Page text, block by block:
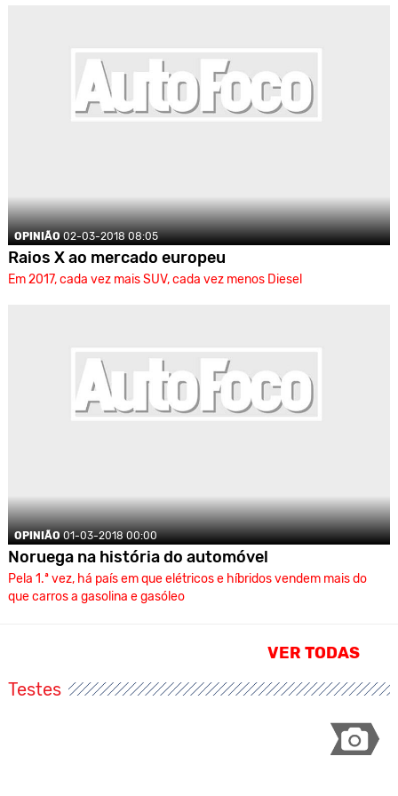
OPINIÃO 02-03-2018 08:05
Raios X ao mercado europeu
Em 2017, cada vez mais SUV, cada vez menos Diesel
OPINIÃO 01-03-2018 00:00
Noruega na história do automóvel
Pela 1.ª vez, há país em que elétricos e híbridos vendem mais do
que carros a gasolina e gasóleo
VER TODAS
Testes